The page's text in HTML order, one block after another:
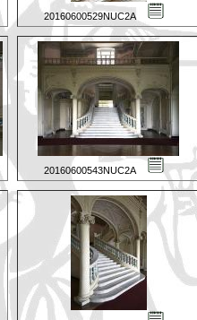
20160600529NUC2A
20160600543NUC2A